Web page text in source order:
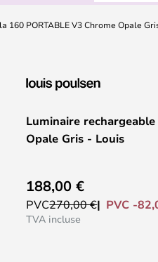
PORTABLE V3 Chrome Opale
Luminaire
Opale Gris - Louis
188,00 €
PVC270,00 € PVC -
TVA incluse